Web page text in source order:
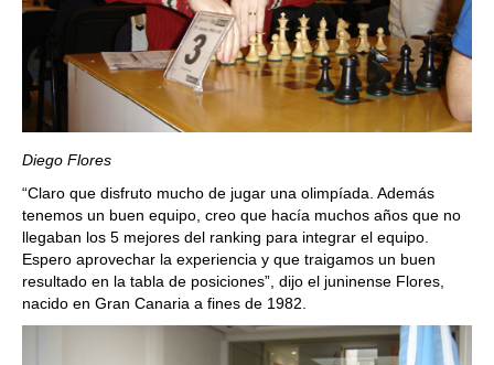
Diego Flores
“Claro que disfruto mucho de jugar una olimpíada. Además
tenemos un buen equipo, creo que hacía muchos años que no
llegaban los 5 mejores del ranking para integrar el equipo.
Espero aprovechar la experiencia y que traigamos un buen
resultado en la tabla de posiciones”, dijo el juninense Flores,
nacido en Gran Canaria a fines de 1982.